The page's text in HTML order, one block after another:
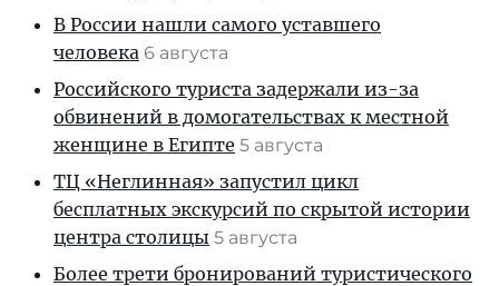
В России нашли самого уставшего
человека 6 августа
Российского туриста задержали из-за
обвинений в домогательствах к местной
женщине в Египте 5 августа
ТЦ «Неглинная» запустил цикл
бесплатных экскурсий по скрытой истории
центра столицы 5 августа
Более трети бронирований туристического